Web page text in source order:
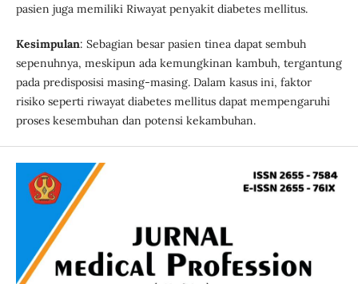
pasien juga memiliki Riwayat penyakit diabetes mellitus.
Kesimpulan: Sebagian besar pasien tinea dapat sembuh
sepenuhnya, meskipun ada kemungkinan kambuh, tergantung
pada predisposisi masing-masing. Dalam kasus ini, faktor
risiko seperti riwayat diabetes mellitus dapat mempengaruhi
proses kesembuhan dan potensi kekambuhan.